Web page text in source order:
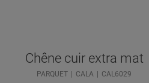
Chêne cuir extra mat
PARQUET CALA CAL6029